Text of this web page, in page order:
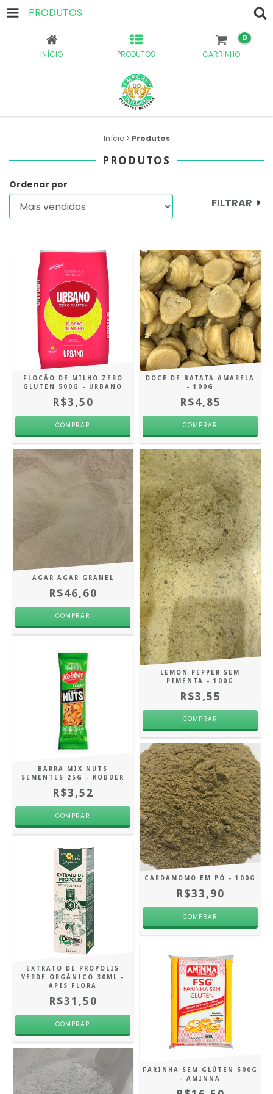
PRODUTOS
INÍCIO PRODUTOS CARRINHO
0
Início > Produtos
PRODUTOS
Ordenar por
FILTRAR
FLOCÃO DE MILHO ZERO
GLUTEN 500G - URBANO
R$3,50
DOCE DE BATATA AMARELA
- 100G
R$4,85
AGAR AGAR GRANEL
R$46,60
COMPRAR
LEMON PEPPER SEM
PIMENTA - 100G
R$3,55
BARRA MIX NUTS
SEMENTES 25G - KOBBER
R$3,52
CARDAMOMO EM PÓ - 100G
R$33,90
EXTRATO DE PRÓPOLIS
VERDE ORGÂNICO 30ML -
APIS FLORA
R$31,50
FARINHA SEM GLÚTEN 500G
- AMINNA